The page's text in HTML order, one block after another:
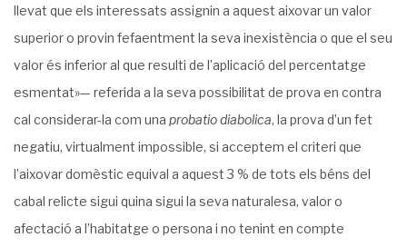
llevat que els interessats assignin a aquest aixovar un valor
superior o provin fefaentment la seva inexistència o que el seu
valor és inferior al que resulti de l’aplicació del percentatge
esmentat»— referida a la seva possibilitat de prova en contra
cal considerar-la com una probatio diabolica, la prova d’un fet
negatiu, virtualment impossible, si acceptem el criteri que
l’aixovar domèstic equival a aquest 3 % de tots els béns del
cabal relicte sigui quina sigui la seva naturalesa, valor o
afectació a l’habitatge o persona i no tenint en compte